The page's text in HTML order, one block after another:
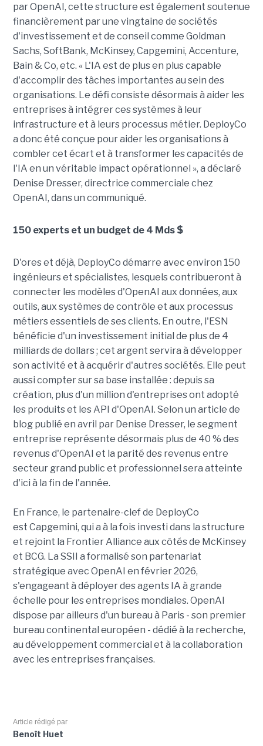
par OpenAI, cette structure est également soutenue
financièrement par une vingtaine de sociétés
d'investissement et de conseil comme Goldman
Sachs, SoftBank, McKinsey, Capgemini, Accenture,
Bain & Co, etc. « L'IA est de plus en plus capable
d'accomplir des tâches importantes au sein des
organisations. Le défi consiste désormais à aider les
entreprises à intégrer ces systèmes à leur
infrastructure et à leurs processus métier. DeployCo
a donc été conçue pour aider les organisations à
combler cet écart et à transformer les capacités de
l'IA en un véritable impact opérationnel », a déclaré
Denise Dresser, directrice commerciale chez
OpenAI, dans un communiqué.
150 experts et un budget de 4 Mds $
D'ores et déjà, DeployCo démarre avec environ 150
ingénieurs et spécialistes, lesquels contribueront à
connecter les modèles d'OpenAI aux données, aux
outils, aux systèmes de contrôle et aux processus
métiers essentiels de ses clients. En outre, l'ESN
bénéficie d'un investissement initial de plus de 4
milliards de dollars ; cet argent servira à développer
son activité et à acquérir d'autres sociétés. Elle peut
aussi compter sur sa base installée : depuis sa
création, plus d'un million d'entreprises ont adopté
les produits et les API d'OpenAI. Selon un article de
blog publié en avril par Denise Dresser, le segment
entreprise représente désormais plus de 40 % des
revenus d'OpenAI et la parité des revenus entre
secteur grand public et professionnel sera atteinte
d'ici à la fin de l'année.
En France, le partenaire-clef de DeployCo
est Capgemini, qui a à la fois investi dans la structure
et rejoint la Frontier Alliance aux côtés de McKinsey
et BCG. La SSII a formalisé son partenariat
stratégique avec OpenAI en février 2026,
s'engageant à déployer des agents IA à grande
échelle pour les entreprises mondiales. OpenAI
dispose par ailleurs d'un bureau à Paris - son premier
bureau continental européen - dédié à la recherche,
au développement commercial et à la collaboration
avec les entreprises françaises.
Article rédigé par
Benoît Huet